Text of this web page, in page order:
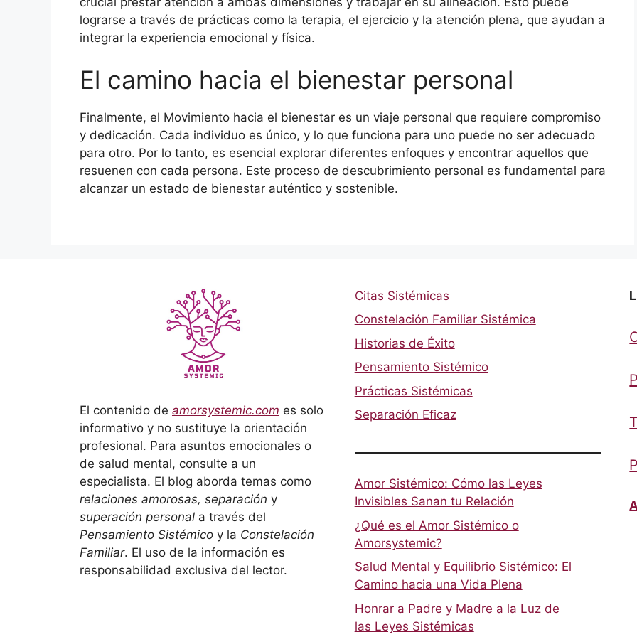
lograrse a través de prácticas como la terapia, el ejercicio y la atención plena, que ayudan a
integrar la experiencia emocional y física.
El camino hacia el bienestar personal
Finalmente, el Movimiento hacia el bienestar es un viaje personal que requiere compromiso
y dedicación. Cada individuo es único, y lo que funciona para uno puede no ser adecuado
para otro. Por lo tanto, es esencial explorar diferentes enfoques y encontrar aquellos que
resuenen con cada persona. Este proceso de descubrimiento personal es fundamental para
alcanzar un estado de bienestar auténtico y sostenible.
El contenido de amorsystemic.com es solo
informativo y no sustituye la orientación
profesional. Para asuntos emocionales o
de salud mental, consulte a un
especialista. El blog aborda temas como
relaciones amorosas, separación y
superación personal a través del
Pensamiento Sistémico y la Constelación
Familiar. El uso de la información es
responsabilidad exclusiva del lector.
Citas Sistémicas
Constelación Familiar Sistémica
Historias de Éxito
Pensamiento Sistémico
Prácticas Sistémicas
Separación Eficaz
Amor Sistémico: Cómo las Leyes
Invisibles Sanan tu Relación
¿Qué es el Amor Sistémico o
Amorsystemic?
Salud Mental y Equilibrio Sistémico: El
Camino hacia una Vida Plena
Honrar a Padre y Madre a la Luz de
las Leyes Sistémicas